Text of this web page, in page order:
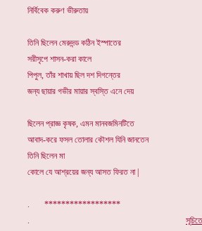
নির্বিবেক করুণ ভীরুতায়
তিনি ছিলেন মেরুদন্ড কঠিন ইস্পাতের
সরীসৃপে শাসন-করা কালে
পিপুল, তাঁর শাখায় ছিল দশ দিগন্তের
জন্য ছায়ার গভীর মায়ার স্বস্তি এনে দেয়
ছিলেন প্রাজ্ঞ কৃষক, এমন মানবজমিনটিতে
আবাদ-করে ফসল তোলার কৌশল যিনি জানতেন
তিনি ছিলেন মা
কোলে যে আশ্রয়ের জন্য আসত ফিরত না |
. ******************
.